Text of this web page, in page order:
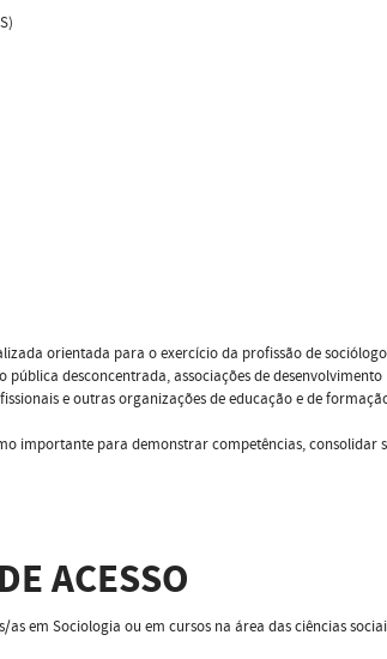
orientada para o exercício da profissão de
desconcentrada, associações de
e outras organizações de educação e de
importante para demonstrar competências, consolidar
ACESSO
em Sociologia ou em cursos na área das ciências